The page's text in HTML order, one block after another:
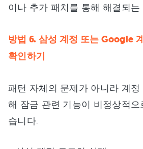
이나 추가 패치를 통해 해결되는
방법 6. 삼성 계정 또는 Google
확인하기
패턴 자체의 문제가 아니라 계정
해 잠금 관련 기능이 비정상적으
습니다.